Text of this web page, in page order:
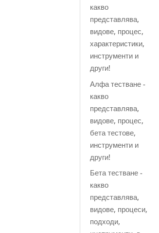
какво
представлява,
видове, процес,
характеристики,
инструменти и
други!
Алфа тестване -
какво
представлява,
видове, процес,
бета тестове,
инструменти и
други!
Бета тестване -
какво
представлява,
видове, процеси,
подходи,